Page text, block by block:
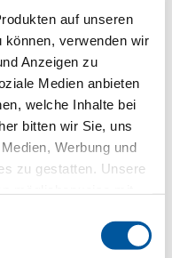
auf unseren
verwenden wir
Anzeigen zu
Medien anbieten
welche Inhalte bei
bitten wir Sie, uns
Werbung und
zu gestatten. Unsere
Nutzung der Dienste